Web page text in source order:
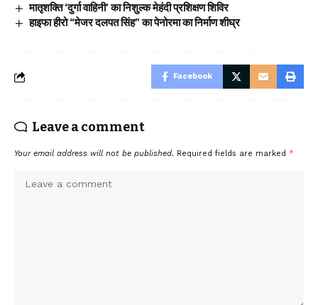
मातृशक्ति ‘दुर्गा वाहिनी’ का निशुल्क मेहंदी प्रशिक्षण शिविर
हाइफा हीरो “मेजर दलपत सिंह” का पेनोरमा का निर्माण शीघ्र
Facebook
Leave a comment
Your email address will not be published. Required fields are marked *